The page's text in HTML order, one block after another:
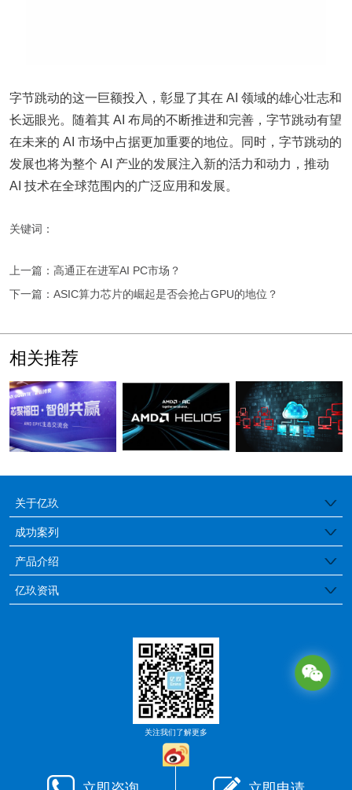
字节跳动的这一巨额投入，彰显了其在 AI 领域的雄心壮志和
长远眼光。随着其 AI 布局的不断推进和完善，字节跳动有望
在未来的 AI 市场中占据更加重要的地位。同时，字节跳动的
发展也将为整个 AI 产业的发展注入新的活力和动力，推动
AI 技术在全球范围内的广泛应用和发展。
关键词：
上一篇：高通正在进军AI PC市场？
下一篇：ASIC算力芯片的崛起是否会抢占GPU的地位？
相关推荐
关于亿玖
公司简介
品牌特色
发展历程
成功案列
医疗行业
金融保险
产品介绍
边缘工控服务器
品牌专区
亿玖资讯
关注我们了解更多